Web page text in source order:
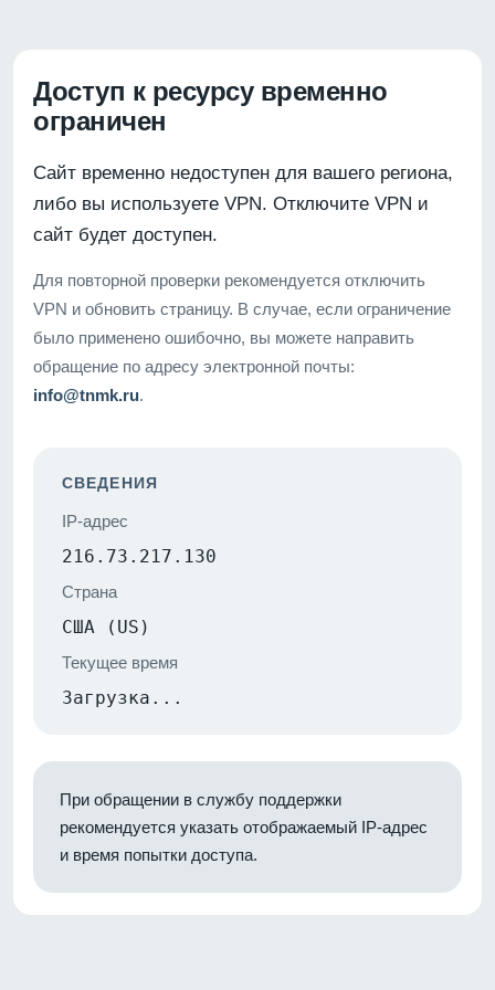
Доступ к ресурсу временно
ограничен
Сайт временно недоступен для вашего региона,
либо вы используете VPN. Отключите VPN и
сайт будет доступен.
Для повторной проверки рекомендуется отключить
VPN и обновить страницу. В случае, если ограничение
было применено ошибочно, вы можете направить
обращение по адресу электронной почты:
info@tnmk.ru.
СВЕДЕНИЯ
IP-адрес
216.73.217.130
Страна
США (US)
Текущее время
Загрузка...
При обращении в службу поддержки
рекомендуется указать отображаемый IP-адрес
и время попытки доступа.